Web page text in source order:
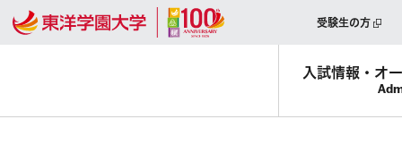
受験生の方
入試情報・ オ